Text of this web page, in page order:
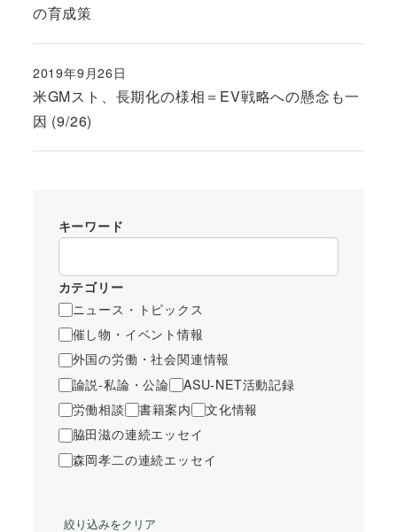
の育成策
米GMスト、長期化の様相＝EV戦略への懸念も一
因 (9/26)
投稿日
2019年9月26日
キーワード
カテゴリー
ニュース・トピックス
催し物・イベント情報
外国の労働・社会関連情報
論説-私論・公論
ASU-NET活動記録
労働相談
書籍案内
文化情報
脇田滋の連続エッセイ
森岡孝二の連続エッセイ
絞り込みをクリア